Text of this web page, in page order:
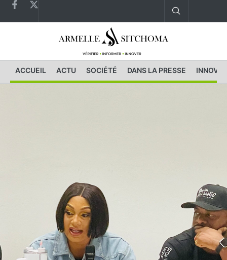
ACCUEIL ACTU SOCIÉTÉ DANS LA PRESSE